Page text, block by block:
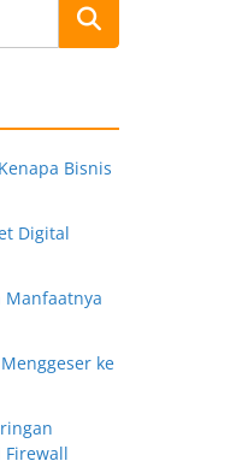
Bisnis
Digital
Manfaatnya
ke
Firewall